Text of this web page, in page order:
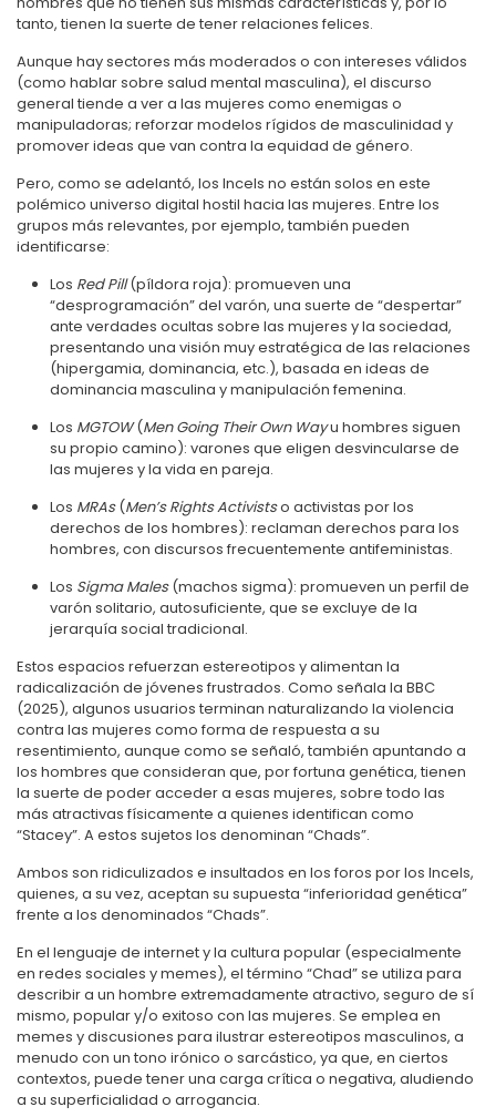
tanto, tienen la suerte de tener relaciones felices.
Aunque hay sectores más moderados o con intereses válidos
(como hablar sobre salud mental masculina), el discurso
general tiende a ver a las mujeres como enemigas o
manipuladoras; reforzar modelos rígidos de masculinidad y
promover ideas que van contra la equidad de género.
Pero, como se adelantó, los Incels no están solos en este
polémico universo digital hostil hacia las mujeres. Entre los
grupos más relevantes, por ejemplo, también pueden
identificarse:
Los Red Pill(píldora roja): promueven una
“desprogramación” del varón, una suerte de “despertar”
ante verdades ocultas sobre las mujeres y la sociedad,
presentando una visión muy estratégica de las relaciones
(hipergamia, dominancia, etc.), basada en ideas de
dominancia masculina y manipulación femenina.
Los MGTOW(Men Going Their Own Wayu hombres siguen
su propio camino): varones que eligen desvincularse de
las mujeres y la vida en pareja.
Los MRAs(Men’s Rights Activistso activistas por los
derechos de los hombres): reclaman derechos para los
hombres, con discursos frecuentemente antifeministas.
Los Sigma Males(machos sigma): promueven un perfil de
varón solitario, autosuficiente, que se excluye de la
jerarquía social tradicional.
Estos espacios refuerzan estereotipos y alimentan la
radicalización de jóvenes frustrados. Como señala la BBC
(2025), algunos usuarios terminan naturalizando la violencia
contra las mujeres como forma de respuesta a su
resentimiento, aunque como se señaló, también apuntando a
los hombres que consideran que, por fortuna genética, tienen
la suerte de poder acceder a esas mujeres, sobre todo las
más atractivas físicamente a quienes identifican como
“Stacey”. A estos sujetos los denominan “Chads”.
Ambos son ridiculizados e insultados en los foros por los Incels,
quienes, a su vez, aceptan su supuesta “inferioridad genética”
frente a los denominados “Chads”.
En el lenguaje de internet y la cultura popular (especialmente
en redes sociales y memes), el término “Chad” se utiliza para
describir a un hombre extremadamente atractivo, seguro de sí
mismo, popular y/o exitoso con las mujeres. Se emplea en
memes y discusiones para ilustrar estereotipos masculinos, a
menudo con un tono irónico o sarcástico, ya que, en ciertos
contextos, puede tener una carga crítica o negativa, aludiendo
a su superficialidad o arrogancia.